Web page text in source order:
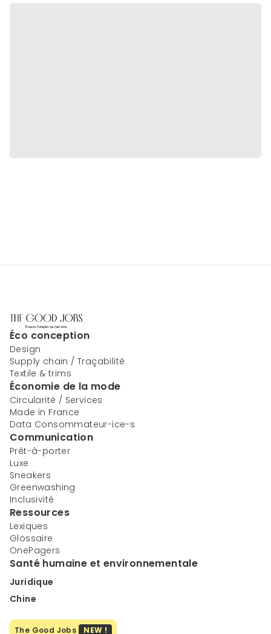
Éco conception
Design
Supply chain / Traçabilité
Textile & trims
Économie de la mode
Circularité / Services
Made in France
Data Consommateur-ice-s
Communication
Prêt-à-porter
Luxe
Sneakers
Greenwashing
Inclusivité
Ressources
Lexiques
Glossaire
OnePagers
Santé humaine et environnementale
Juridique
Chine
The Good Jobs NEW !